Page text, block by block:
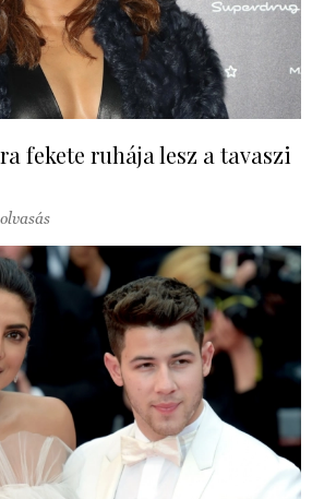
fekete ruhája lesz a tavaszi